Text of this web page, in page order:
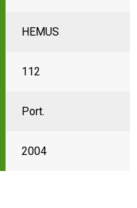
HEMUS
112
Port.
2004